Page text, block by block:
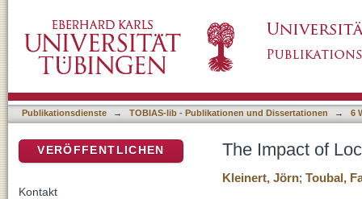
Publikationsdienste → TOBIAS-lib - Publikationen und Dissertationen → 6
The Impact of
Kleinert, Jörn; Toubal,
VERÖFFENTLICHEN
Kontakt